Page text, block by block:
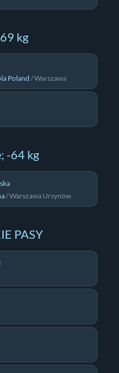
kg
Poland /Warszawa
-64 kg
/Warszawa Ursynów
PASY